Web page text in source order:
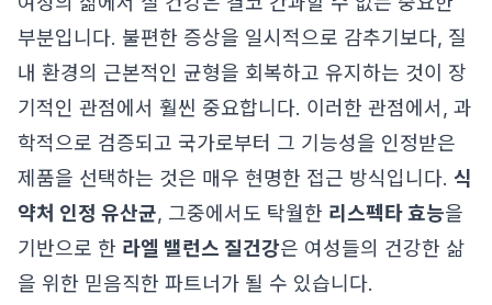
부분입니다. 불편한 증상을 일시적으로 감추기보다, 질
내 환경의 근본적인 균형을 회복하고 유지하는 것이 장
기적인 관점에서 훨씬 중요합니다. 이러한 관점에서, 과
학적으로 검증되고 국가로부터 그 기능성을 인정받은
제품을 선택하는 것은 매우 현명한 접근 방식입니다. 식
약처 인정 유산균, 그중에서도 탁월한 리스펙타 효능을
기반으로 한 라엘 밸런스 질건강은 여성들의 건강한 삶
을 위한 믿음직한 파트너가 될 수 있습니다.